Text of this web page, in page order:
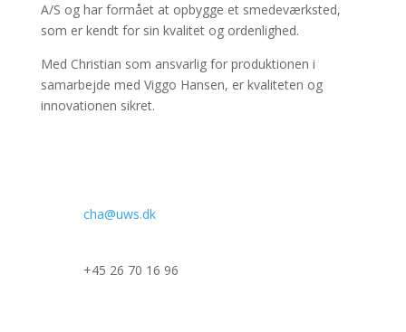
A/S og har formået at opbygge et smedeværksted,
som er kendt for sin kvalitet og ordenlighed.
Med Christian som ansvarlig for produktionen i
samarbejde med Viggo Hansen, er kvaliteten og
innovationen sikret.
cha@uws.dk
+45 26 70 16 96